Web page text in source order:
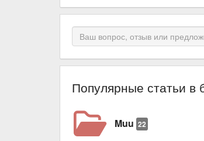
Популярные статьи в
Muu 22